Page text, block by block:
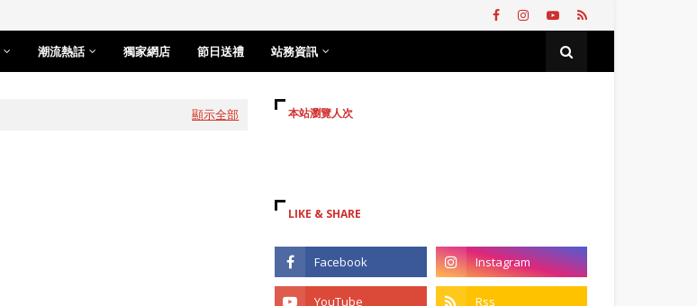
潮流熱話 獨家網店 節日送禮 站務資訊
顯示全部 本站瀏覽人次
LIKE & SHARE